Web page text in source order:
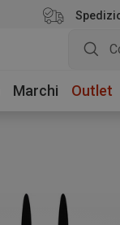
Marchi Outlet